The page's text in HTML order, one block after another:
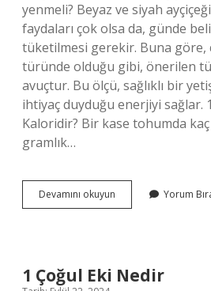
yenmeli? Beyaz ve siyah
faydaları çok olsa da, günde
tüketilmesi gerekir. Buna göre,
türünde olduğu gibi, önerilen
avuçtur. Bu ölçü, sağlıklı bir
ihtiyaç duyduğu enerjiyi sağlar.
Kaloridir? Bir kase tohumda
gramlık…
Devamını okuyun
Kadar
Yorum
1 Çoğul Eki Nedir